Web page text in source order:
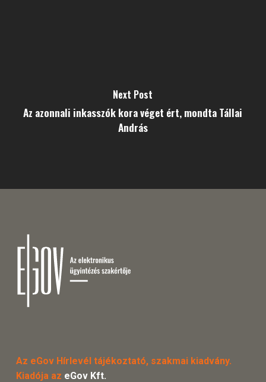
Next Post
Az azonnali inkasszók kora véget ért, mondta Tállai
András
Az eGov Hírlevél tájékoztató, szakmai kiadvány.
Kiadója az eGov Kft.